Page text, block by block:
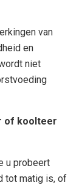
van
en
niet
of koolteer
u probeert
tot matig is, of